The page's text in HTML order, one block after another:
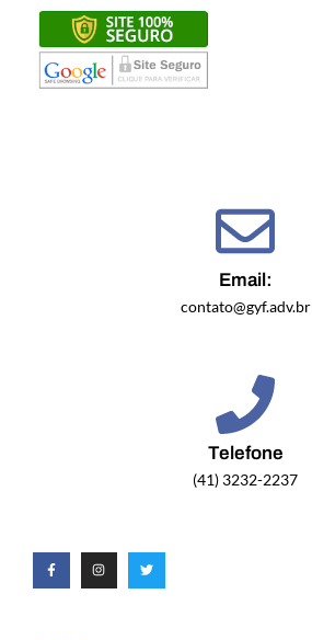
Email:
contato@gyf.adv.br
Telefone
(41) 3232-2237